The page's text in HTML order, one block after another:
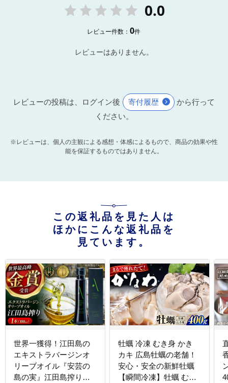
0.0
レビュー件数：0件
レビューはありません。
レビューの投稿は、ログイン後 寄付履歴
から行って
ください。
※レビューは、個人の主観による感想・体感によるもので、商品の効果や性
能を保証するものではありません。
この返礼品を見た人は
ほかにこんな返礼品を
見ています。
世界一獲得！江田島の
エキストラバージンオ
リーブオイル『安芸の
島の実』江田島搾り
牡蠣 冷凍 むき身 かき
カキ 広島牡蠣の老舗！
安心・安全の新鮮牡蠣
【瞬間冷凍】牡蠣 むき